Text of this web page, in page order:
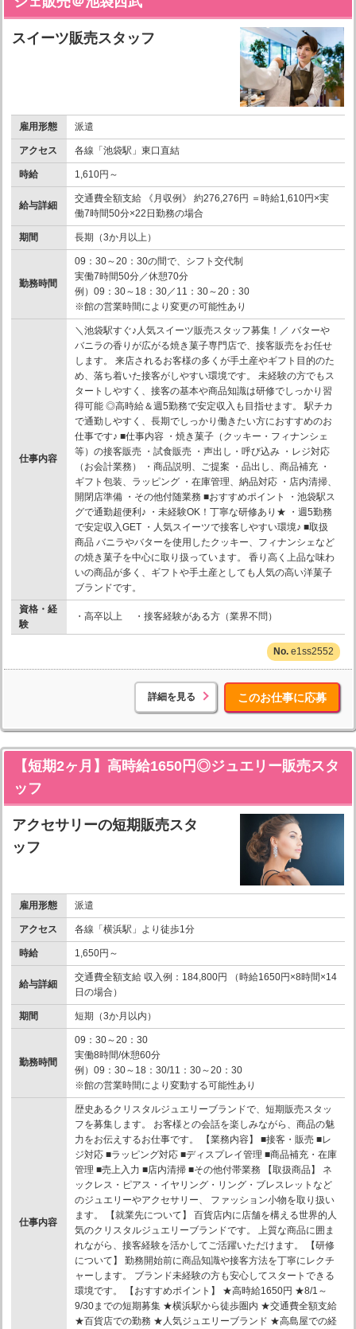
スイーツ販売スタッフ
雇用形態 派遣
アクセス 各線「池袋駅」東口直結
時給 1,610円～
給与詳細
交通費全額支給 《月収例》 約276,276円 ＝時給1,610円×実
働7時間50分×22日勤務の場合
期間 長期（3か月以上）
勤務時間
09：30～20：30の間で、シフト交代制
実働7時間50分／休憩70分
例）09：30～18：30／11：30～20：30
※館の営業時間により変更の可能性あり
仕事内容
＼池袋駅すぐ♪人気スイーツ販売スタッフ募集！／ バターや
バニラの香りが広がる焼き菓子専門店で、接客販売をお任せ
します。 来店されるお客様の多くが手土産やギフト目的のた
め、落ち着いた接客がしやすい環境です。 未経験の方でもス
タートしやすく、接客の基本や商品知識は研修でしっかり習
得可能 ◎高時給＆週5勤務で安定収入も目指せます。 駅チカ
で通勤しやすく、長期でしっかり働きたい方におすすめのお
仕事です♪ ■仕事内容 ・焼き菓子（クッキー・フィナンシェ
等）の接客販売 ・試食販売 ・声出し・呼び込み ・レジ対応
（お会計業務） ・商品説明、ご提案 ・品出し、商品補充 ・
ギフト包装、ラッピング ・在庫管理、納品対応 ・店内清掃、
開閉店準備 ・その他付随業務 ■おすすめポイント ・池袋駅ス
グで通勤超便利♪ ・未経験OK！丁寧な研修あり★ ・週5勤務
で安定収入GET ・人気スイーツで接客しやすい環境♪ ■取扱
商品 バニラやバターを使用したクッキー、フィナンシェなど
の焼き菓子を中心に取り扱っています。 香り高く上品な味わ
いの商品が多く、ギフトや手土産としても人気の高い洋菓子
ブランドです。
資格・経
験
・高卒以上 ・接客経験がある方（業界不問）
e1ss2552
詳細を見る このお仕事に応募
【短期2ヶ月】高時給1650円◎ジュエリー販売スタ
ッフ
アクセサリーの短期販売スタ
ッフ
雇用形態 派遣
アクセス 各線「横浜駅」より徒歩1分
時給 1,650円～
給与詳細
交通費全額支給 収入例：184,800円 （時給1650円×8時間×14
日の場合）
期間 短期（3か月以内）
勤務時間
09：30～20：30
実働8時間/休憩60分
例）09：30～18：30/11：30～20：30
※館の営業時間により変動する可能性あり
仕事内容
歴史あるクリスタルジュエリーブランドで、短期販売スタッ
フを募集します。 お客様との会話を楽しみながら、商品の魅
力をお伝えするお仕事です。 【業務内容】 ■接客・販売 ■レ
ジ対応 ■ラッピング対応 ■ディスプレイ管理 ■商品補充・在庫
管理 ■売上入力 ■店内清掃 ■その他付帯業務 【取扱商品】 ネ
ックレス・ピアス・イヤリング・リング・ブレスレットなど
のジュエリーやアクセサリー、 ファッション小物を取り扱い
ます。 【就業先について】 百貨店内に店舗を構える世界的人
気のクリスタルジュエリーブランドです。 上質な商品に囲ま
れながら、接客経験を活かしてご活躍いただけます。 【研修
について】 勤務開始前に商品知識や接客方法を丁寧にレクチ
ャーします。 ブランド未経験の方も安心してスタートできる
環境です。 【おすすめポイント】 ★高時給1650円 ★8/1～
9/30までの短期募集 ★横浜駅から徒歩圏内 ★交通費全額支給
★百貨店での勤務 ★人気ジュエリーブランド ★高島屋での経